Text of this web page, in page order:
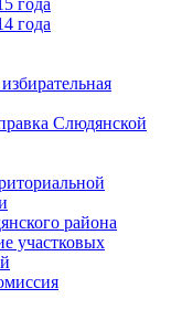
года
года
Слюдянской
района
участковых